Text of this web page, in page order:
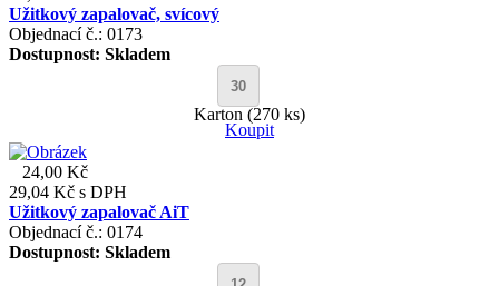
Užitkový zapalovač, svícový
Objednací č.: 0173
Dostupnost: Skladem
Karton (270 ks)
Koupit
24,00 Kč
29,04 Kč s DPH
Užitkový zapalovač AiT
Objednací č.: 0174
Dostupnost: Skladem